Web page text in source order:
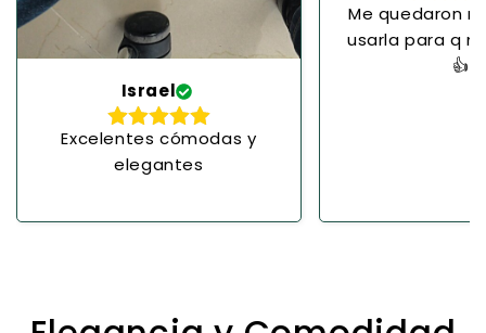
Israel
Excelentes cómodas y
elegantes
Me quedaron
usarla para q
👍